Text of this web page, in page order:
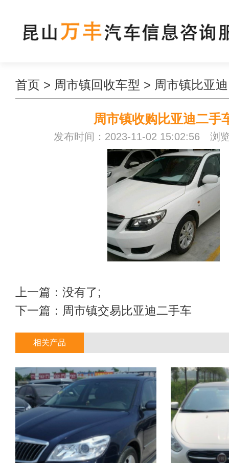
首页 > 周市镇回收车型 > 周市镇比亚迪
周市镇收购比亚迪二手
发布时间：2023-11-02 15:02:56 浏
上一篇：没有了;
下一篇： 周市镇交易比亚迪二手车
相关产品